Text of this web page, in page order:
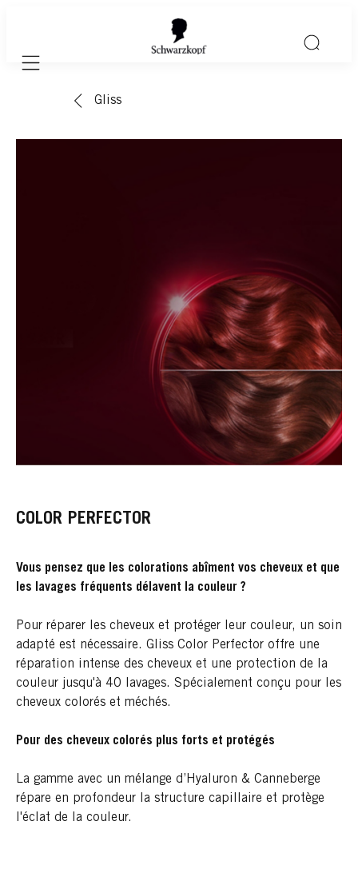
Mobile navigation
Gliss
COLOR PERFECTOR
Vous pensez que les colorations abîment vos cheveux et que
les lavages fréquents délavent la couleur ?
Pour réparer les cheveux et protéger leur couleur, un soin
adapté est nécessaire. Gliss Color Perfector offre une
réparation intense des cheveux et une protection de la
couleur jusqu'à 40 lavages. Spécialement conçu pour les
cheveux colorés et méchés.
Pour des cheveux colorés plus forts et protégés
La gamme avec un mélange d’Hyaluron & Canneberge
répare en profondeur la structure capillaire et protège
l'éclat de la couleur.